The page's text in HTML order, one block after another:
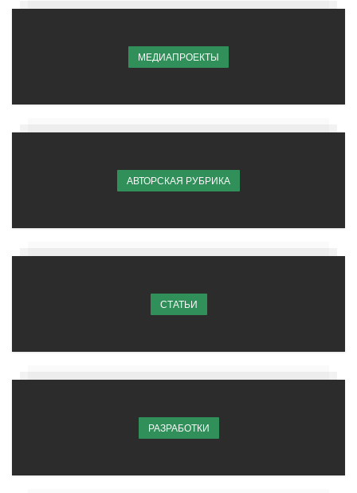
МЕДИАПРОЕКТЫ
АВТОРСКАЯ РУБРИКА
СТАТЬИ
РАЗРАБОТКИ